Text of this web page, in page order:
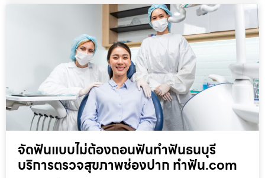
จัดฟันแบบไม่ต้องถอนฟันทำฟันธนบุรี
บริการตรวจสุขภาพช่องปาก ทำฟัน.com